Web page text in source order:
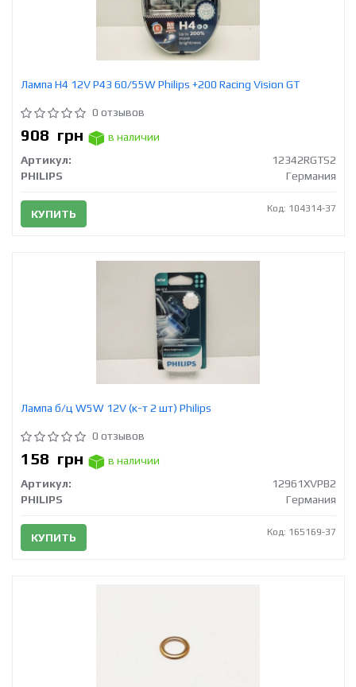
Лампа H4 12V Р43 60/55W Philips +200 Racing Vision GT
0 отзывов
908 грн
в наличии
Артикул:
12342RGTS2
PHILIPS
Германия
КУПИТЬ Код: 104314-37
Лампа б/ц W5W 12V (к-т 2 шт) Philips
0 отзывов
158 грн
в наличии
Артикул:
12961XVPB2
PHILIPS
Германия
КУПИТЬ Код: 165169-37